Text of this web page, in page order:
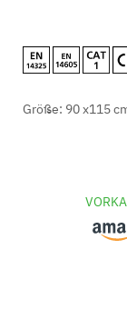
Größe: 90 x115